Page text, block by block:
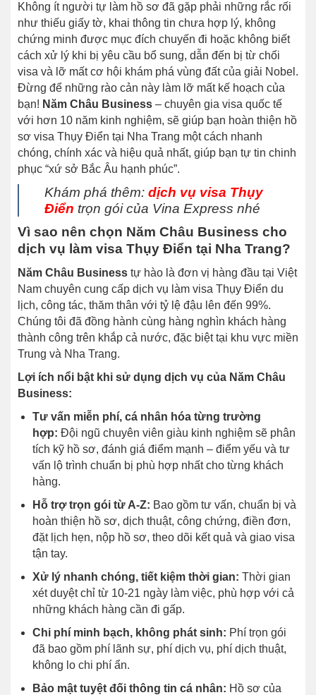
Không ít người tự làm hồ sơ đã gặp phải những rắc rối
như thiếu giấy tờ, khai thông tin chưa hợp lý, không
chứng minh được mục đích chuyến đi hoặc không biết
cách xử lý khi bị yêu cầu bổ sung, dẫn đến bị từ chối
visa và lỡ mất cơ hội khám phá vùng đất của giải Nobel.
Đừng để những rào cản này làm lỡ mất kế hoạch của
bạn! Năm Châu Business – chuyên gia visa quốc tế
với hơn 10 năm kinh nghiệm, sẽ giúp bạn hoàn thiện hồ
sơ visa Thụy Điển tại Nha Trang một cách nhanh
chóng, chính xác và hiệu quả nhất, giúp bạn tự tin chinh
phục “xứ sở Bắc Âu hạnh phúc”.
Khám phá thêm: dịch vụ visa Thụy
Điển trọn gói của Vina Express nhé
Vì sao nên chọn Năm Châu Business cho
dịch vụ làm visa Thụy Điển tại Nha Trang?
Năm Châu Business tự hào là đơn vị hàng đầu tại Việt
Nam chuyên cung cấp dịch vụ làm visa Thụy Điển du
lịch, công tác, thăm thân với tỷ lệ đậu lên đến 99%.
Chúng tôi đã đồng hành cùng hàng nghìn khách hàng
thành công trên khắp cả nước, đặc biệt tại khu vực miền
Trung và Nha Trang.
Lợi ích nổi bật khi sử dụng dịch vụ của Năm Châu
Business:
Tư vấn miễn phí, cá nhân hóa từng trường
hợp: Đội ngũ chuyên viên giàu kinh nghiệm sẽ phân
tích kỹ hồ sơ, đánh giá điểm mạnh – điểm yếu và tư
vấn lộ trình chuẩn bị phù hợp nhất cho từng khách
hàng.
Hỗ trợ trọn gói từ A-Z: Bao gồm tư vấn, chuẩn bị và
hoàn thiện hồ sơ, dịch thuật, công chứng, điền đơn,
đặt lịch hẹn, nộp hồ sơ, theo dõi kết quả và giao visa
tận tay.
Xử lý nhanh chóng, tiết kiệm thời gian: Thời gian
xét duyệt chỉ từ 10-21 ngày làm việc, phù hợp với cả
những khách hàng cần đi gấp.
Chi phí minh bạch, không phát sinh: Phí trọn gói
đã bao gồm phí lãnh sự, phí dịch vụ, phí dịch thuật,
không lo chi phí ẩn.
Bảo mật tuyệt đối thông tin cá nhân: Hồ sơ của